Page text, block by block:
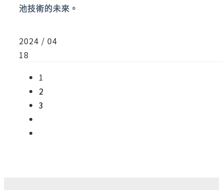
池技術的未來。
2024 / 04
18
1
2
3